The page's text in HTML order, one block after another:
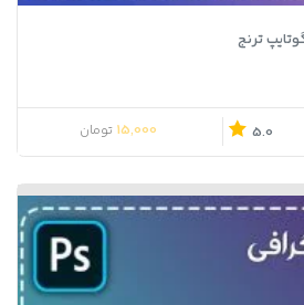
5.0
15,000 تومان